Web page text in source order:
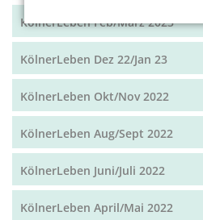
KölnerLeben Feb/März 2023
KölnerLeben Dez 22/Jan 23
KölnerLeben Okt/Nov 2022
KölnerLeben Aug/Sept 2022
KölnerLeben Juni/Juli 2022
KölnerLeben April/Mai 2022